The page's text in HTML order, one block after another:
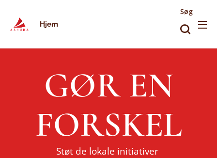
Hjem
Søg
GØR EN
FORSKEL
Støt de lokale initiativer